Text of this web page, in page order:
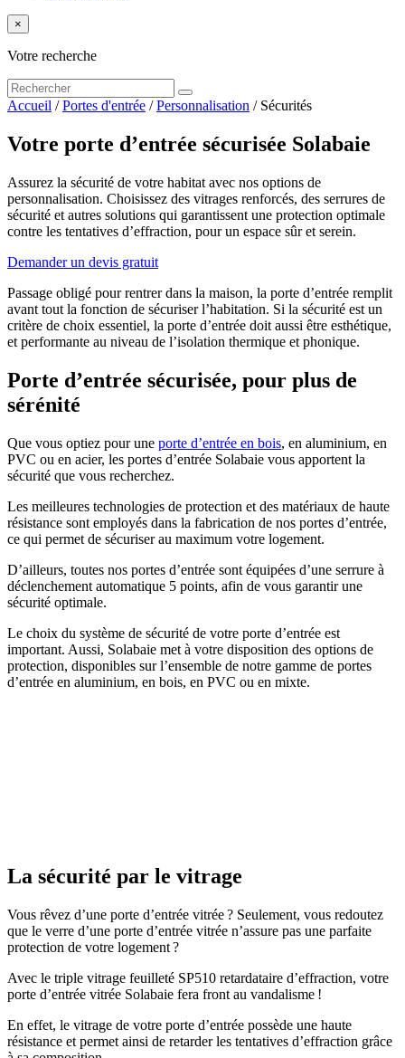
×
Votre recherche
Accueil /Portes d'entrée /Personnalisation / Sécurités
Votre porte d’entrée sécurisée Solabaie
Assurez la sécurité de votre habitat avec nos options de
personnalisation. Choisissez des vitrages renforcés, des serrures de
sécurité et autres solutions qui garantissent une protection optimale
contre les tentatives d’effraction, pour un espace sûr et serein.
Demander un devis gratuit
Passage obligé pour rentrer dans la maison, la porte d’entrée remplit
avant tout la fonction de sécuriser l’habitation. Si la sécurité est un
critère de choix essentiel, la porte d’entrée doit aussi être esthétique,
et performante au niveau de l’isolation thermique et phonique.
Porte d’entrée sécurisée, pour plus de
sérénité
Que vous optiez pour une porte d’entrée en bois, en aluminium, en
PVC ou en acier, les portes d’entrée Solabaie vous apportent la
sécurité que vous recherchez.
Les meilleures technologies de protection et des matériaux de haute
résistance sont employés dans la fabrication de nos portes d’entrée,
ce qui permet de sécuriser au maximum votre logement.
D’ailleurs, toutes nos portes d’entrée sont équipées d’une serrure à
déclenchement automatique 5 points, afin de vous garantir une
sécurité optimale.
Le choix du système de sécurité de votre porte d’entrée est
important. Aussi, Solabaie met à votre disposition des options de
protection, disponibles sur l’ensemble de notre gamme de portes
d’entrée en aluminium, en bois, en PVC ou en mixte.
La sécurité par le vitrage
Vous rêvez d’une porte d’entrée vitrée ? Seulement, vous redoutez
que le verre d’une porte d’entrée vitrée n’assure pas une parfaite
protection de votre logement ?
Avec le triple vitrage feuilleté SP510 retardataire d’effraction, votre
porte d’entrée vitrée Solabaie fera front au vandalisme !
En effet, le vitrage de votre porte d’entrée possède une haute
résistance et permet ainsi de retarder les tentatives d’effraction grâce